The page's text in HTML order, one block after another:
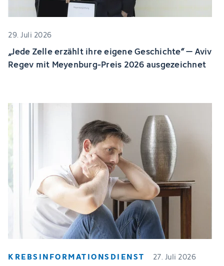
29. Juli 2026
„Jede Zelle erzählt ihre eigene Geschichte“ – Aviv
Regev mit Meyenburg-Preis 2026 ausgezeichnet
KREBSINFORMATIONSDIENST 27. Juli 2026